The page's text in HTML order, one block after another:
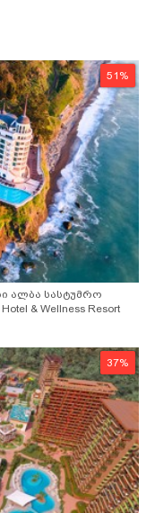
51%
ალბა სასტუმრო
& Wellness Resort
37%